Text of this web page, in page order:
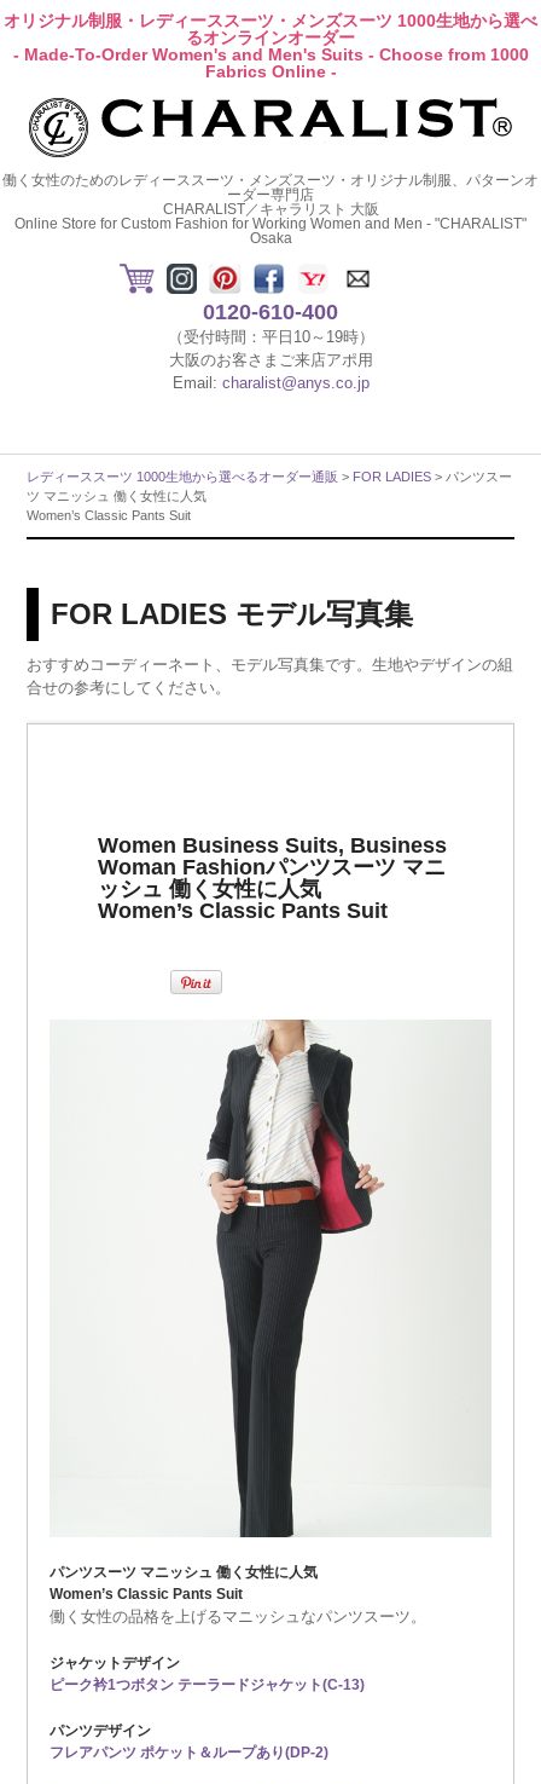
オリジナル制服・レディーススーツ・メンズスーツ 1000生地から選べ
るオンラインオーダー
- Made-To-Order Women's and Men's Suits - Choose from 1000
Fabrics Online -
働く女性のためのレディーススーツ・メンズスーツ・オリジナル制服、パターンオ
ーダー専門店
CHARALIST／キャラリスト 大阪
Online Store for Custom Fashion for Working Women and Men - "CHARALIST"
Osaka
0120-610-400
（受付時間：平日10～19時）
大阪のお客さまご来店アポ用
Email: charalist@anys.co.jp
レディーススーツ 1000生地から選べるオーダー通販 > FOR LADIES > パンツスー
ツ マニッシュ 働く女性に人気
Women’s Classic Pants Suit
FOR LADIES モデル写真集
おすすめコーディーネート、モデル写真集です。生地やデザインの組
合せの参考にしてください。
Women Business Suits, Business
Woman Fashionパンツスーツ マニ
ッシュ 働く女性に人気
Women’s Classic Pants Suit
パンツスーツ マニッシュ 働く女性に人気
Women’s Classic Pants Suit
働く女性の品格を上げるマニッシュなパンツスーツ。
ジャケットデザイン
ピーク衿1つボタン テーラードジャケット(C-13)
パンツデザイン
フレアパンツ ポケット＆ループあり(DP-2)